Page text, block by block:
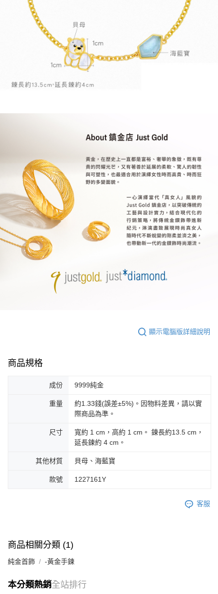
顯示電腦版詳細說明
商品規格
成份 9999純金
重量
約1.33錢(誤差±5%)。因物料差異，請以實
際商品為準。
尺寸
寬約 1 cm，高約 1 cm。 鍊長約13.5 cm，
延長鍊約 4 cm。
其他材質 貝母、海藍寶
款號 1227161Y
客服
商品相關分類 (1)
純金首飾 -黃金手鍊
本分類熱銷全站排行